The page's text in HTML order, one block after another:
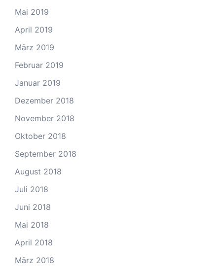
Mai 2019
April 2019
März 2019
Februar 2019
Januar 2019
Dezember 2018
November 2018
Oktober 2018
September 2018
August 2018
Juli 2018
Juni 2018
Mai 2018
April 2018
März 2018